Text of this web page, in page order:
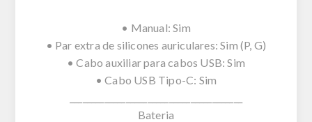
• Manual: Sim
• Par extra de silicones auriculares: Sim (P, G)
• Cabo auxiliar para cabos USB: Sim
• Cabo USB Tipo-C: Sim
Bateria